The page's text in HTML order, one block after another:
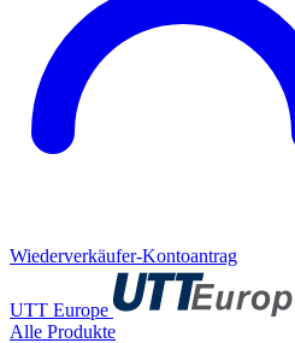
Wiederverkäufer-Kontoantrag
UTT Europe
Alle Produkte